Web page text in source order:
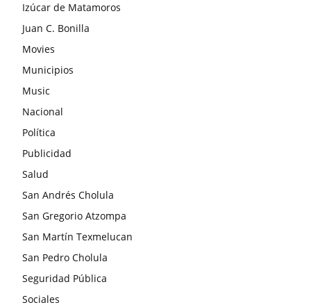
Izúcar de Matamoros
Juan C. Bonilla
Movies
Municipios
Music
Nacional
Política
Publicidad
Salud
San Andrés Cholula
San Gregorio Atzompa
San Martín Texmelucan
San Pedro Cholula
Seguridad Pública
Sociales